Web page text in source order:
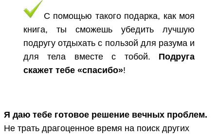
С помощью такого подарка, как моя
книга, ты сможешь убедить лучшую
подругу отдыхать с пользой для разума и
для тела вместе с тобой. Подруга
скажет тебе «спасибо»!
Я даю тебе готовое решение вечных проблем.
Не трать драгоценное время на поиск других